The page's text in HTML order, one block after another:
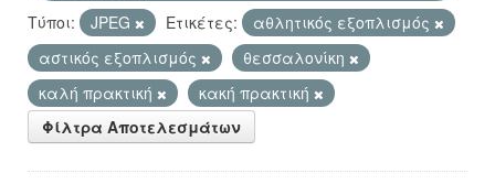
Τύποι:
JPEG Ετικέτες:
αθλητικός εξοπλισμός
αστικός εξοπλισμός
θεσσαλονίκη
καλή πρακτική
κακή πρακτική
Φίλτρα Αποτελεσμάτων